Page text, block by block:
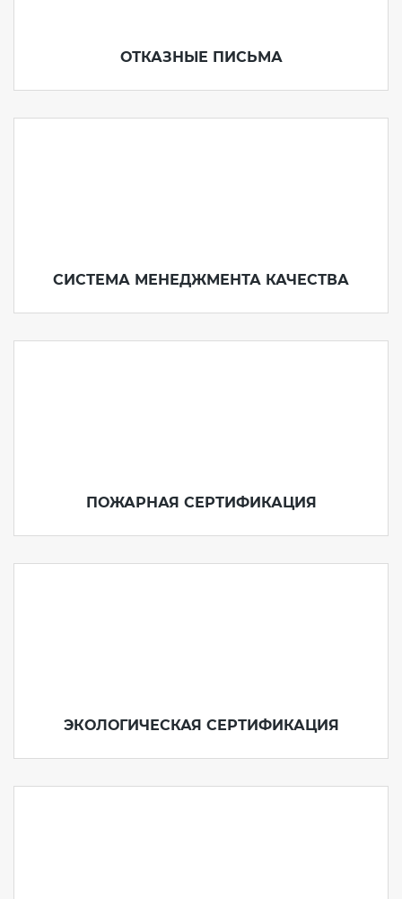
ОТКАЗНЫЕ ПИСЬМА
СИСТЕМА МЕНЕДЖМЕНТА КАЧЕСТВА
ПОЖАРНАЯ СЕРТИФИКАЦИЯ
ЭКОЛОГИЧЕСКАЯ СЕРТИФИКАЦИЯ